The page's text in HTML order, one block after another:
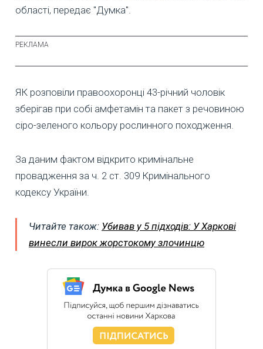
області, передає "Думка".
ЯК розповіли правоохоронці 43-річний чоловік
зберігав при собі амфетамін та пакет з речовиною
сіро-зеленого кольору рослинного походження.
За даним фактом відкрито кримінальне
провадження за ч. 2 ст. 309 Кримінального
кодексу України.
Читайте також: Убивав у 5 підходів: У Харкові
винесли вирок жорстокому злочинцю